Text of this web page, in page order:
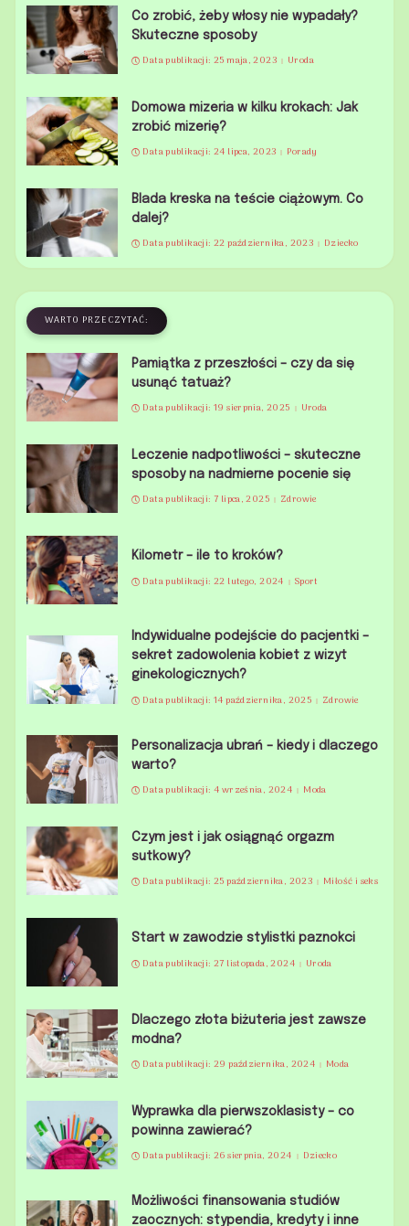
Co zrobić, żeby włosy nie wypadały?
Skuteczne sposoby
Data publikacji: 25 maja, 2023 Uroda
Domowa mizeria w kilku krokach: Jak
zrobić mizerię?
Data publikacji: 24 lipca, 2023 Porady
Blada kreska na teście ciążowym. Co
dalej?
Data publikacji: 22 października, 2023 Dziecko
WARTO PRZECZYTAĆ:
Pamiątka z przeszłości – czy da się
usunąć tatuaż?
Data publikacji: 19 sierpnia, 2025 Uroda
Leczenie nadpotliwości – skuteczne
sposoby na nadmierne pocenie się
Data publikacji: 7 lipca, 2025 Zdrowie
Kilometr – ile to kroków?
Data publikacji: 22 lutego, 2024 Sport
Indywidualne podejście do pacjentki –
sekret zadowolenia kobiet z wizyt
ginekologicznych?
Data publikacji: 14 października, 2025 Zdrowie
Personalizacja ubrań – kiedy i dlaczego
warto?
Data publikacji: 4 września, 2024 Moda
Czym jest i jak osiągnąć orgazm
sutkowy?
Data publikacji: 25 października, 2023 Miłość i seks
Start w zawodzie stylistki paznokci
Data publikacji: 27 listopada, 2024 Uroda
Dlaczego złota biżuteria jest zawsze
modna?
Data publikacji: 29 października, 2024 Moda
Wyprawka dla pierwszoklasisty – co
powinna zawierać?
Data publikacji: 26 sierpnia, 2024 Dziecko
Możliwości finansowania studiów
zaocznych: stypendia, kredyty i inne